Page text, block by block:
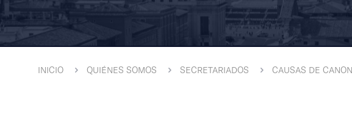
INICIO QUIÉNES SOMOS SECRETARIADOS CAUSAS DE